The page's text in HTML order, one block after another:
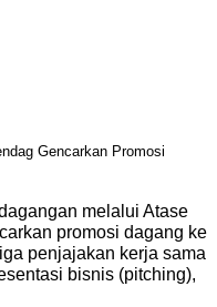
Gencarkan Promosi
melalui Atase
promosi dagang ke
penjajakan kerja sama
bisnis (pitching),